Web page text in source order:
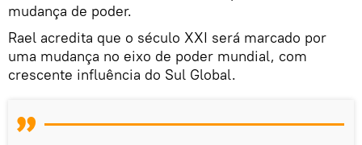
mudança de poder.
Rael acredita que o século XXI será marcado por
uma mudança no eixo de poder mundial, com
crescente influência do Sul Global.